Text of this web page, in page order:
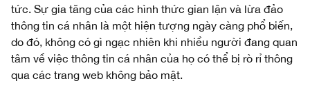
tức. Sự gia tăng của các hình thức gian lận và lừa đảo
thông tin cá nhân là một hiện tượng ngày càng phổ biến,
do đó, không có gì ngạc nhiên khi nhiều người đang quan
tâm về việc thông tin cá nhân của họ có thể bị rò rỉ thông
qua các trang web không bảo mật.